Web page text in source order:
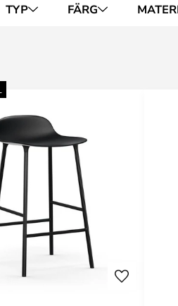
TYP FÄRG